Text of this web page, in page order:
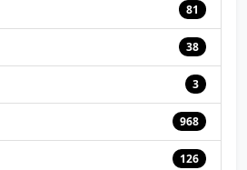
81
38
3
968
126